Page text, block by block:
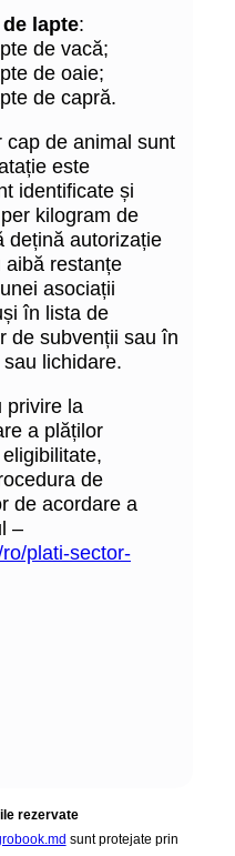
lapte:
de vacă;
de oaie;
de capră.
cap de animal sunt
este
identificate și
kilogram de
dețină autorizație
aibă restanțe
asociații
în lista de
de subvenții sau în
lichidare.
privire la
a plăților
de
de acordare a
–
plati-sector-
rezervate
sunt protejate prin